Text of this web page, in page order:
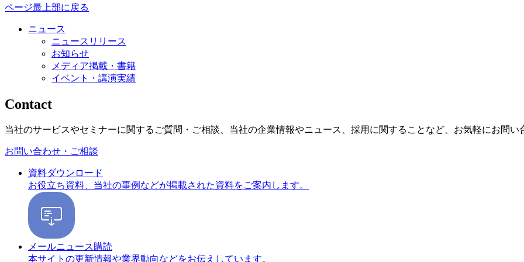
ページ最上部に戻る
ニュース
ニュースリリース
お知らせ
メディア掲載・書籍
イベント・講演実績
Contact
当社のサービスやセミナーに関するご質問・ご相談、当社の企業情報やニュース、採用に関することなど、お気軽にお問い
お問い合わせ・ご相談
資料ダウンロード
お役立ち資料、当社の事例などが掲載された資料をご案内します。
メールニュース購読
本サイトの更新情報や業界動向などをお伝えしています。